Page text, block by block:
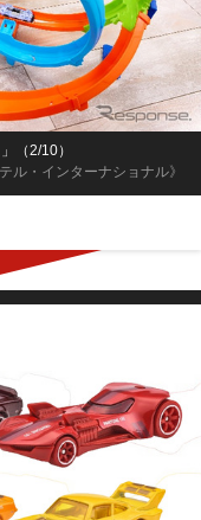
ル・インターナショナル》
（2/10）